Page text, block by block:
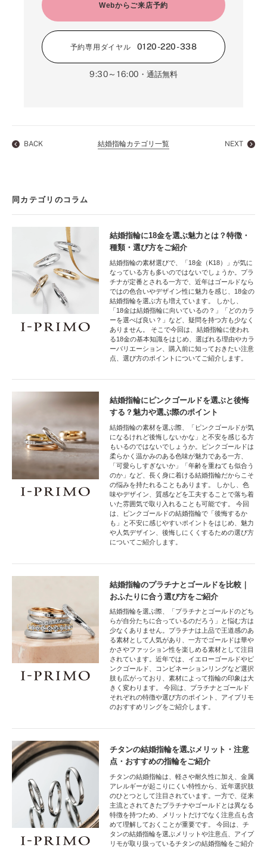
Webからご来店予約
予約専用ダイヤル 0120-220-338
9:30～16:00 ・通話無料
BACK 結婚指輪カテゴリ一覧 NEXT
同カテゴリのコラム
結婚指輪に18金を選ぶ魅力とは？特徴・
種類・選び方をご紹介
結婚指輪の素材選びで、「18金（K18）」が気に
なっている方も多いのではないでしょうか。プラ
チナが定番とされる一方で、近年はゴールドなら
ではの色合いやデザイン性に魅力を感じ、18金の
結婚指輪を選ぶ方も増えています。 しかし、
「18金は結婚指輪に向いているの？」「どのカラ
ーを選べば良い？」など、疑問を持つ方も少なく
ありません。 そこで今回は、結婚指輪に使われ
る18金の基本知識をはじめ、選ばれる理由やカラ
ーバリエーション、購入前に知っておきたい注意
点、選び方のポイントについてご紹介します。
結婚指輪にピンクゴールドを選ぶと後悔
する？魅力や選ぶ際のポイント
結婚指輪の素材を選ぶ際、「ピンクゴールドが気
になるけれど後悔しないかな」と不安を感じる方
もいるのではないでしょうか。ピンクゴールドは
柔らかく温かみのある色味が魅力である一方、
「可愛らしすぎないか」「年齢を重ねても似合う
のか」など、長く身に着ける結婚指輪だからこそ
の悩みを持たれることもあります。 しかし、色
味やデザイン、質感などを工夫することで落ち着
いた雰囲気で取り入れることも可能です。 今回
は、ピンクゴールドの結婚指輪で「後悔するか
も」と不安に感じやすいポイントをはじめ、魅力
や人気デザイン、後悔しにくくするための選び方
についてご紹介します。
結婚指輪のプラチナとゴールドを比較｜
おふたりに合う選び方をご紹介
結婚指輪を選ぶ際、「プラチナとゴールドのどち
らが自分たちに合っているのだろう」と悩む方は
少なくありません。プラチナは上品で王道感のあ
る素材として人気があり、一方でゴールドは華や
かさやファッション性を楽しめる素材として注目
されています。近年では、イエローゴールドやピ
ンクゴールド、コンビネーションリングなど選択
肢も広がっており、素材によって指輪の印象は大
きく変わります。 今回は、プラチナとゴールド
それぞれの特徴や選び方のポイント、アイプリモ
のおすすめリングをご紹介します。
チタンの結婚指輪を選ぶメリット・注意
点・おすすめの指輪をご紹介
チタンの結婚指輪は、軽さや耐久性に加え、金属
アレルギーが起こりにくい特性から、近年選択肢
のひとつとして注目されています。一方で、従来
主流とされてきたプラチナやゴールドとは異なる
特徴を持つため、メリットだけでなく注意点も含
めて理解しておくことが重要です。 今回は、チ
タンの結婚指輪を選ぶメリットや注意点、アイプ
リモが取り扱っているチタンの結婚指輪をご紹介